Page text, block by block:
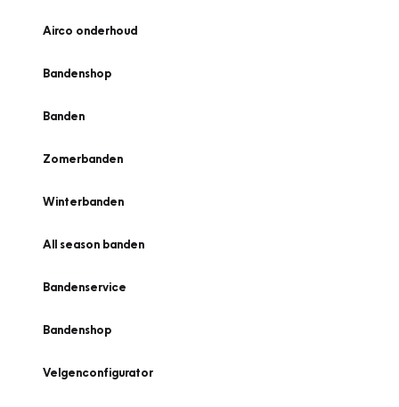
Airco onderhoud
Bandenshop
Banden
Zomerbanden
Winterbanden
All season banden
Bandenservice
Bandenshop
Velgenconfigurator